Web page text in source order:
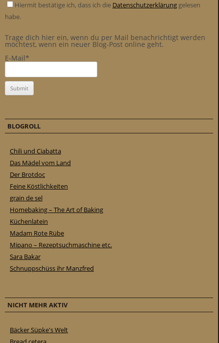
Hiermit bestätige ich, dass ich die Datenschutzerklärung gelesen
habe.
Trage dich hier ein, wenn du per Mail benachrichtigt werden
möchtest, wenn ein neuer Blog-Post online geht.
E-Mail*
BLOGROLL
Chili und Ciabatta
Das Mädel vom Land
Der Brotdoc
Feine Köstlichkeiten
grain de sel
Homebaking – The Art of Baking
Küchenlatein
Madam Rote Rübe
Mipano – Rezeptsuchmaschine etc.
Sara Bakar
Schnuppschüss ihr Manzfred
NICHT MEHR AKTIV
Bäcker Süpke's Welt